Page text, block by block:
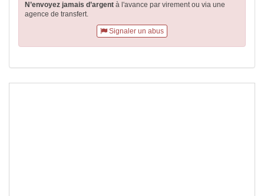
N’envoyez jamais d’argent à l'avance par virementou via une
agence de transfert.
Signaler un abus